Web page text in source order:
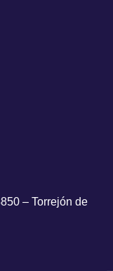
– Torrejón de